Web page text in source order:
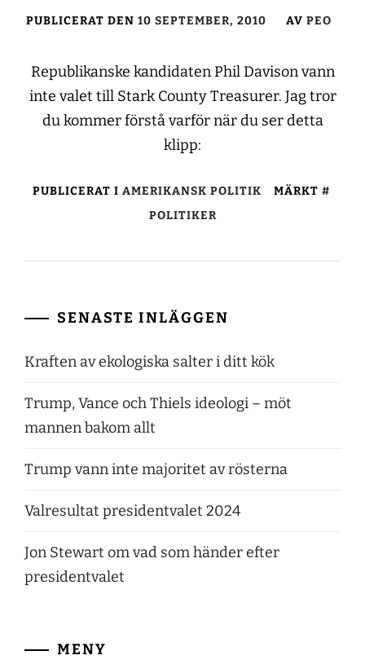
PUBLICERAT DEN 10 SEPTEMBER, 2010 AV PEO
Republikanske kandidaten Phil Davison vann
inte valet till Stark County Treasurer. Jag tror
du kommer förstå varför när du ser detta
klipp:
PUBLICERAT I AMERIKANSK POLITIK
MÄRKT
POLITIKER
SENASTE INLÄGGEN
Kraften av ekologiska salter i ditt kök
Trump, Vance och Thiels ideologi – möt
mannen bakom allt
Trump vann inte majoritet av rösterna
Valresultat presidentvalet 2024
Jon Stewart om vad som händer efter
presidentvalet
MENY